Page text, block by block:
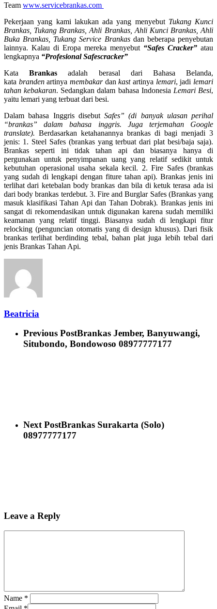
Team www.servicebrankas.com
Pekerjaan yang kami lakukan ada yang menyebut Tukang Kunci
Brankas, Tukang Brankas, Ahli Brankas, Ahli Kunci Brankas, Ahli
Buka Brankas, Tukang Service Brankasdan beberapa penyebutan
lainnya. Kalau di Eropa mereka menyebut “Safes Cracker” atau
lengkapnya “Profesional Safescracker”
KataBrankas adalah berasal dari Bahasa Belanda,
kata brandenartinyamembakardankastartinya lemari, jadi lemari
tahan kebakaran. Sedangkan dalam bahasa Indonesia Lemari Besi,
yaitu lemari yang terbuat dari besi.
Dalam bahasa Inggris disebut Safes” (di banyak ulasan perihal
“brankas” dalam bahasa inggris. Juga terjemahan Google
translate). Berdasarkan ketahanannya brankas di bagi menjadi 3
jenis: 1. Steel Safes (brankas yang terbuat dari plat besi/baja saja).
Brankas seperti ini tidak tahan api dan biasanya hanya di
pergunakan untuk penyimpanan uang yang relatif sedikit untuk
kebutuhan operasional usaha sekala kecil. 2. Fire Safes (brankas
yang sudah di lengkapi dengan fiture tahan api). Brankas jenis ini
terlihat dari ketebalan body brankas dan bila di ketuk terasa ada isi
dari body brankas terdebut. 3. Fire and Burglar Safes (Brankas yang
masuk klasifikasi Tahan Api dan Tahan Dobrak). Brankas jenis ini
sangat di rekomendasikan untuk digunakan karena sudah memiliki
keamanan yang relatif tinggi. Biasanya sudah di lengkapi fitur
relocking (penguncian otomatis yang di design khusus). Dari fisik
brankas terlihat berdinding tebal, bahan plat juga lebih tebal dari
jenis Brankas Tahan Api.
Beatricia
Previous PostBrankas Jember, Banyuwangi,
Situbondo, Bondowoso 08977777177
Next PostBrankas Surakarta (Solo)
08977777177
Leave a Reply
Name *